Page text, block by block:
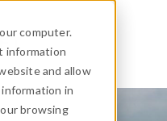
computer.
information
and allow
in
browsing